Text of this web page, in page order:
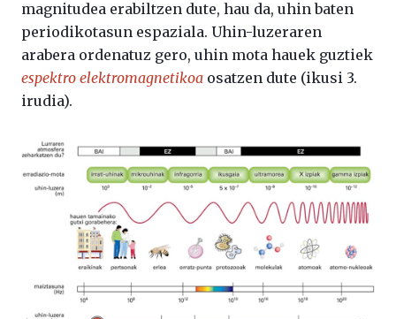
magnitudea erabiltzen dute, hau da, uhin baten
periodikotasun espaziala. Uhin-luzeraren
arabera ordenatuz gero, uhin mota hauek guztiek
espektro elektromagnetikoa osatzen dute (ikusi 3.
irudia).